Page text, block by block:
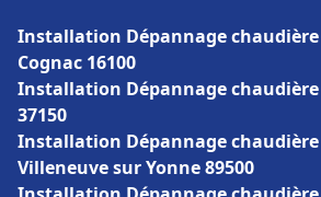
Installation Dépannage
Cognac 16100
Installation Dépannage
37150
Installation Dépannage
Villeneuve sur Yonne 89500